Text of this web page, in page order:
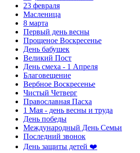
23 февраля
Масленица
8 марта
Первый день весны
Прощеное Воскресенье
День бабушек
Великий Пост
День смеха - 1 Апреля
Благовещение
Вербное Воскресенье
Чистый Четверг
Православная Пасха
1 Мая - день весны и труда
День победы
Международный День Семьи
Последний звонок
День защиты детей ❤️